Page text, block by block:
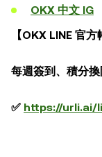
OKX 中文 IG
【OKX LINE 官
每週簽到、積分
✅ https://urli.ai/